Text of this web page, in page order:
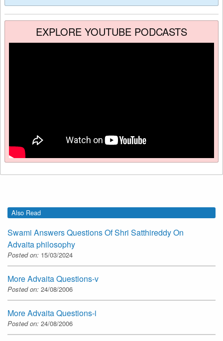
EXPLORE YOUTUBE PODCASTS
Also Read
Swami Answers Questions Of Shri Satthireddy On
Advaita philosophy
Posted on: 15/03/2024
More Advaita Questions-v
Posted on: 24/08/2006
More Advaita Questions-i
Posted on: 24/08/2006